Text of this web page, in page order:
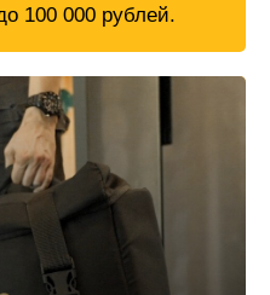
100 000 рублей.